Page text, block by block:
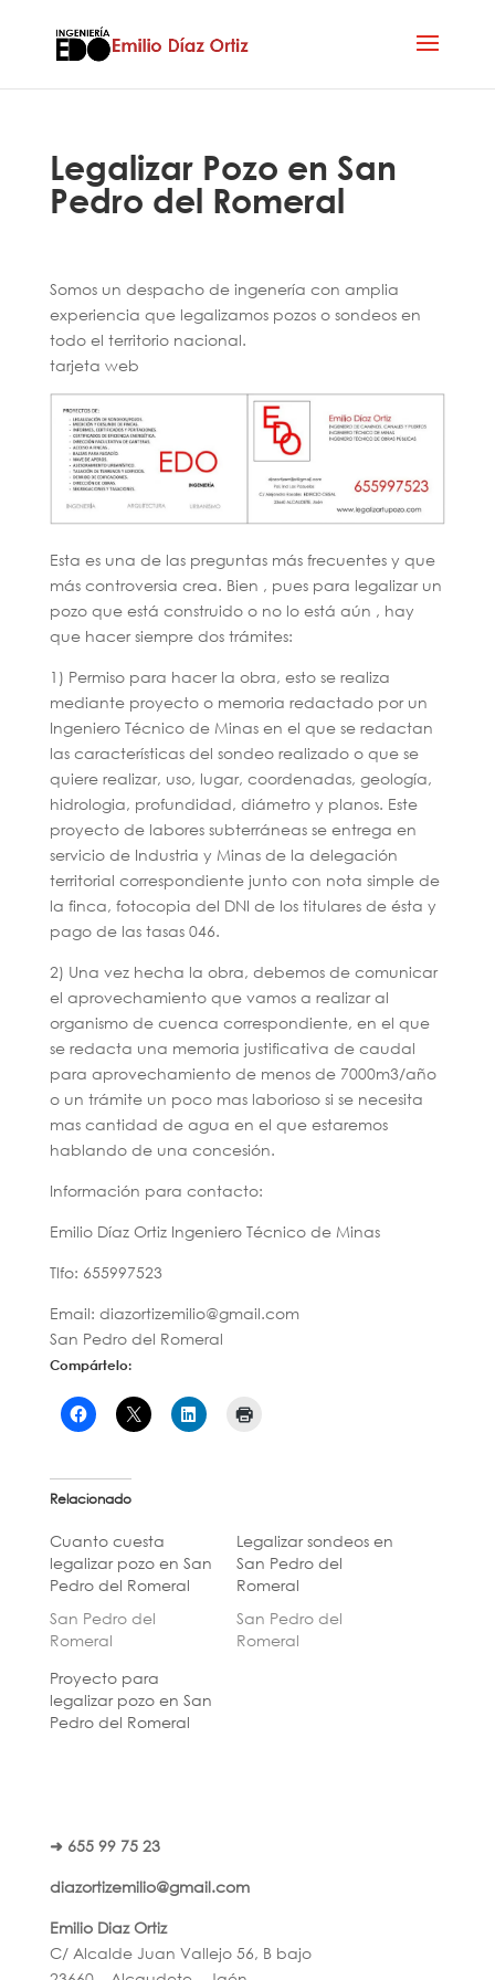
Legalizar Pozo en San
Pedro del Romeral
Somos un despacho de ingenería con amplia
experiencia que legalizamos pozos o sondeos en
todo el territorio nacional.
tarjeta web
Esta es una de las preguntas más frecuentes y que
más controversia crea. Bien , pues para legalizar un
pozo que está construido o no lo está aún , hay
que hacer siempre dos trámites:
1) Permiso para hacer la obra, esto se realiza
mediante proyecto o memoria redactado por un
Ingeniero Técnico de Minas en el que se redactan
las características del sondeo realizado o que se
quiere realizar, uso, lugar, coordenadas, geología,
hidrologia, profundidad, diámetro y planos. Este
proyecto de labores subterráneas se entrega en
servicio de Industria y Minas de la delegación
territorial correspondiente junto con nota simple de
la finca, fotocopia del DNI de los titulares de ésta y
pago de las tasas 046.
2) Una vez hecha la obra, debemos de comunicar
el aprovechamiento que vamos a realizar al
organismo de cuenca correspondiente, en el que
se redacta una memoria justificativa de caudal
para aprovechamiento de menos de 7000m3/año
o un trámite un poco mas laborioso si se necesita
mas cantidad de agua en el que estaremos
hablando de una concesión.
Información para contacto:
Emilio Díaz Ortiz Ingeniero Técnico de Minas
Tlfo: 655997523
Email: diazortizemilio@gmail.com
San Pedro del Romeral
Compártelo:
Relacionado
Cuanto cuesta
legalizar pozo en San
Pedro del Romeral
San Pedro del
Romeral
Legalizar sondeos en
San Pedro del
Romeral
San Pedro del
Romeral
Proyecto para
legalizar pozo en San
Pedro del Romeral
➜ 655 99 75 23
diazortizemilio@gmail.com
Emilio Diaz Ortiz
C/ Alcalde Juan Vallejo 56, B bajo